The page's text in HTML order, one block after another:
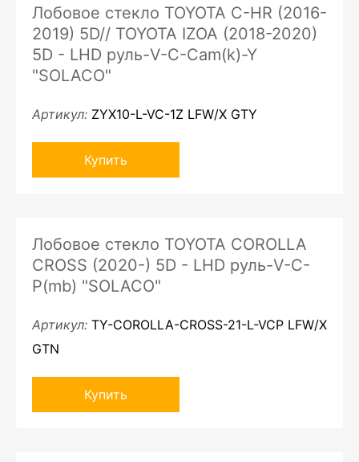
Лобовое стекло TOYOTA C-HR (2016-
2019) 5D// TOYOTA IZOA (2018-2020)
5D - LHD руль-V-C-Cam(k)-Y
"SOLACO"
Артикул: ZYX10-L-VC-1Z LFW/X GTY
Купить
Лобовое стекло TOYOTA COROLLA
CROSS (2020-) 5D - LHD руль-V-C-
P(mb) "SOLACO"
Артикул: TY-COROLLA-CROSS-21-L-VCP LFW/X
GTN
Купить